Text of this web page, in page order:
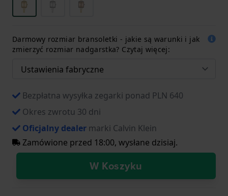
Darmowy rozmiar bransoletki - jakie są warunki i jak
zmierzyć rozmiar nadgarstka? Czytaj więcej:
Bezpłatna wysyłka zegarki ponad PLN 640
Okres zwrotu 30 dni
Oficjalny dealer marki Calvin Klein
Zamówione przed 18:00, wysłane dzisiaj.
W Koszyku